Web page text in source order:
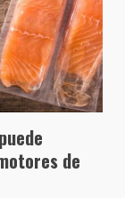
de